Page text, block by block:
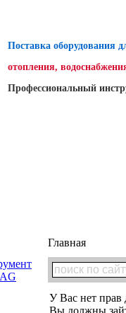
Поставка оборудования
отопления,
Профессиональный
Главная
У Вас нет прав
Вы должны